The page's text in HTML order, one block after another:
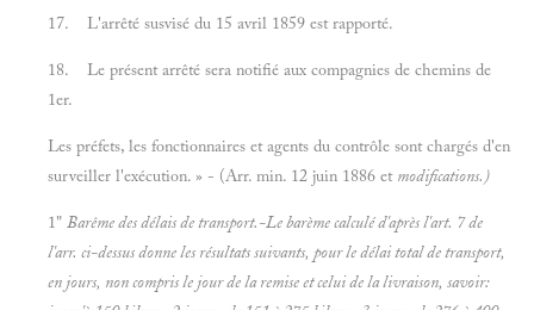
17. L'arrêté susvisé du 15 avril 1859 est rapporté.
18. Le présent arrêté sera notifié aux compagnies de chemins de
1er.
Les préfets, les fonctionnaires et agents du contrôle sont chargés d'en
surveiller l'exécution. » - (Arr. min. 12 juin 1886 et modifications.)
1" Barême des délais de transport.-Le barème calculé d'après l'art. 7 de
l'arr. ci-dessus donne les résultats suivants, pour le délai total de transport,
en jours, non compris le jour de la remise et celui de la livraison, savoir: